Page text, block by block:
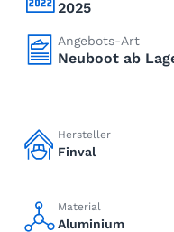
2025
Angebots-Art
Neuboot ab
Hersteller
Finval
Material
Aluminium